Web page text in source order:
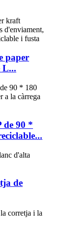
paper
L...
de 90 *
de